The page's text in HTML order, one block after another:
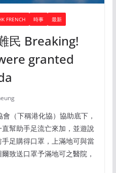
FRENCH 時事 最新
民 Breaking!
granted
（下稱港化協）協助底下，
幫助手足流亡來加，並遊說
足購得口罩，上滿地可與當
致送口罩予滿地可之醫院，